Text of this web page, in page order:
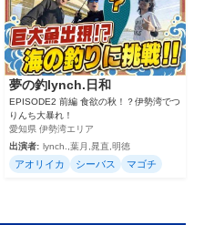
夢の釣lynch.日和
EPISODE2 前編 食欲の秋！？伊勢湾でつ
りんち大暴れ！
愛知県 伊勢湾エリア
出演者: lynch.,葉月,晁直,明徳
アオリイカ シーバス マゴチ